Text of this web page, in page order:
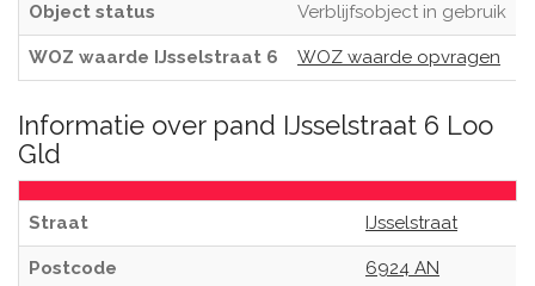
Object status Verblijfsobject in gebruik
WOZ waarde IJsselstraat 6 WOZ waarde opvragen
Informatie over pand IJsselstraat 6 Loo
Gld
Straat IJsselstraat
Postcode 6924 AN